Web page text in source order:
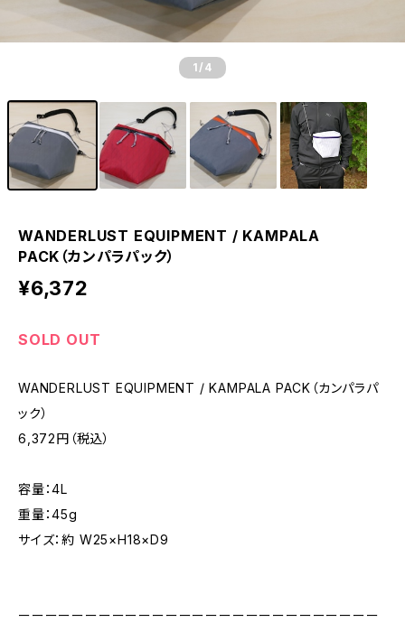
1 /4
WANDERLUST EQUIPMENT / KAMPALA
PACK（カンパラパック）
¥6,372
SOLD OUT
WANDERLUST EQUIPMENT / KAMPALA PACK（カンパラパ
ック）
6,372円（税込）
容量：4L
重量：45g
サイズ：約 W25×H18×D9
ーーーーーーーーーーーーーーーーーーーーーーーーーーー